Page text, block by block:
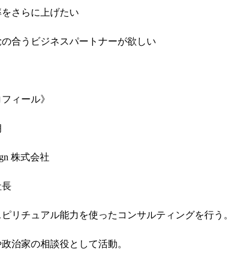
をさらに上げたい
の合うビジネスパートナーが欲しい
ィール》
株式会社
長
リチュアル能力を使ったコンサルティングを行う。
治家の相談役として活動。